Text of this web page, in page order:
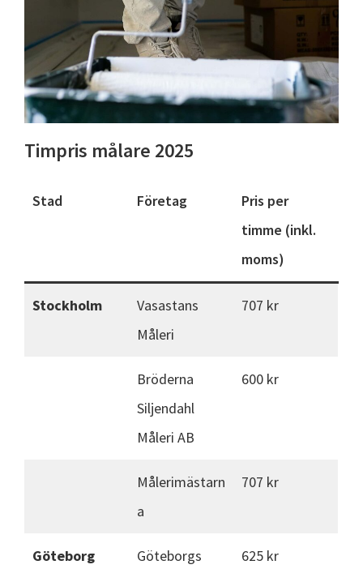
Timpris målare 2025
Stad Företag
Pris per
timme (inkl.
moms)
Stockholm
Vasastans
Måleri
707 kr
Bröderna
Siljendahl
Måleri AB
600 kr
Målerimästarn
a
707 kr
Göteborg Göteborgs 625 kr